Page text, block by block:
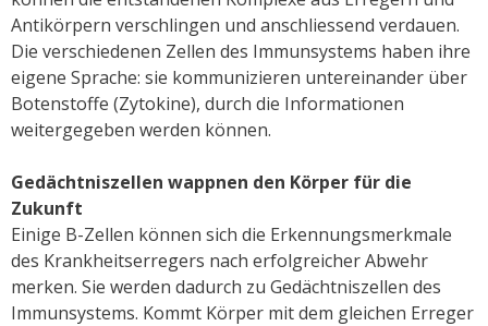
Antikörpern verschlingen und anschliessend verdauen.
Die verschiedenen Zellen des Immunsystems haben ihre
eigene Sprache: sie kommunizieren untereinander über
Botenstoffe (Zytokine), durch die Informationen
weitergegeben werden können.
Gedächtniszellen wappnen den Körper für die
Zukunft
Einige B-Zellen können sich die Erkennungsmerkmale
des Krankheitserregers nach erfolgreicher Abwehr
merken. Sie werden dadurch zu Gedächtniszellen des
Immunsystems. Kommt Körper mit dem gleichen Erreger